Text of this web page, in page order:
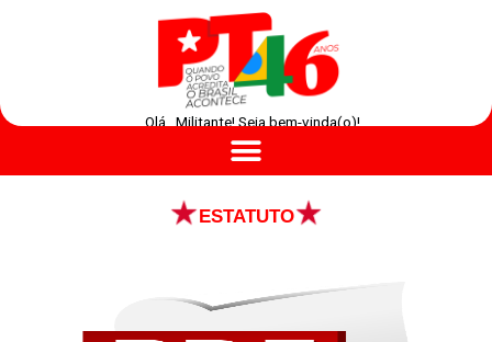
Olá , Militante! Seja bem-vinda(o)!
ESTATUTO